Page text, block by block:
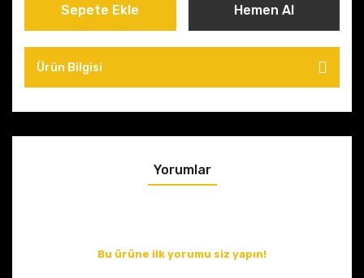
Sepete Ekle Hemen Al
Ürün Bilgisi
Yorumlar
Bu ürüne ilk yorumu siz yapın!